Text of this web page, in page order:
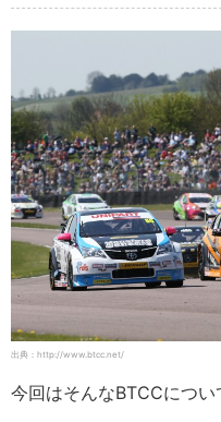
出典：http://www.btcc.net/
今回はそんなBTCCについ